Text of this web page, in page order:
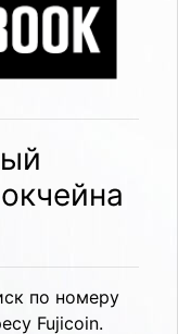
по номеру
Fujicoin.